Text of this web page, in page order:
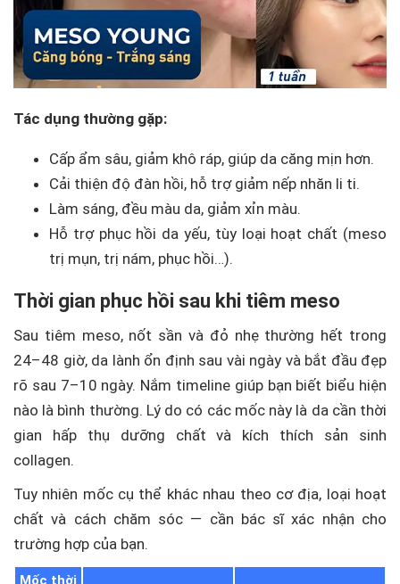
Tác dụng thường gặp:
Cấp ẩm sâu, giảm khô ráp, giúp da căng mịn hơn.
Cải thiện độ đàn hồi, hỗ trợ giảm nếp nhăn li ti.
Làm sáng, đều màu da, giảm xỉn màu.
Hỗ trợ phục hồi da yếu, tùy loại hoạt chất (meso
trị mụn, trị nám, phục hồi…).
Thời gian phục hồi sau khi tiêm meso
Sau tiêm meso, nốt sần và đỏ nhẹ thường hết trong
24–48 giờ, da lành ổn định sau vài ngày và bắt đầu đẹp
rõ sau 7–10 ngày. Nắm timeline giúp bạn biết biểu hiện
nào là bình thường. Lý do có các mốc này là da cần thời
gian hấp thụ dưỡng chất và kích thích sản sinh
collagen.
Tuy nhiên mốc cụ thể khác nhau theo cơ địa, loại hoạt
chất và cách chăm sóc — cần bác sĩ xác nhận cho
trường hợp của bạn.
Mốc thời